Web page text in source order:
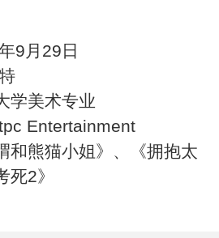
9月29日
学美术专业
Entertainment
和熊猫小姐》、《拥抱太
死2》